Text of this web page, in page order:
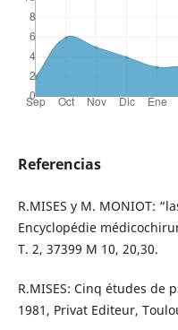
Referencias
R.MISES y M. MONIOT:
Encyclopédie
T. 2, 37399 M 10, 20,30.
R.MISES: Cinq études de
1981, Privat Editeur,